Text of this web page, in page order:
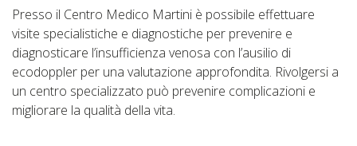
Presso il Centro Medico Martini è possibile effettuare
visite specialistiche e diagnostiche per prevenire e
diagnosticare l’insufficienza venosa con l’ausilio di
ecodoppler per una valutazione approfondita. Rivolgersi a
un centro specializzato può prevenire complicazioni e
migliorare la qualità della vita.